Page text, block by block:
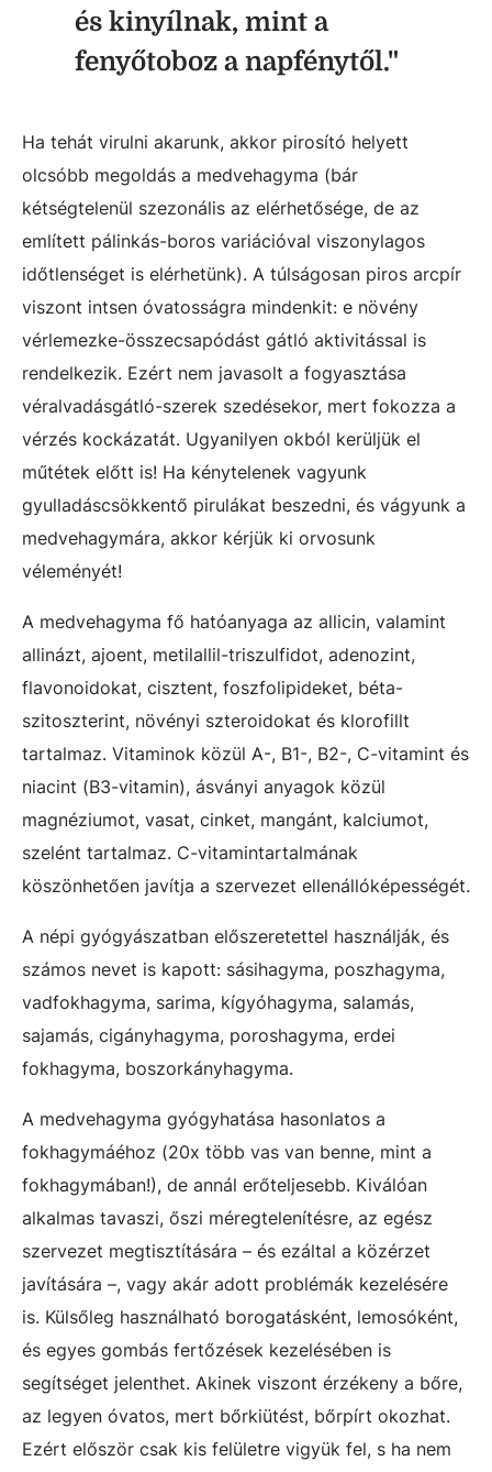
és kinyílnak, mint a
fenyőtoboz a napfénytől."
Ha tehát virulni akarunk, akkor pirosító helyett
olcsóbb megoldás a medvehagyma (bár
kétségtelenül szezonális az elérhetősége, de az
említett pálinkás-boros variációval viszonylagos
időtlenséget is elérhetünk). A túlságosan piros arcpír
viszont intsen óvatosságra mindenkit: e növény
vérlemezke-összecsapódást gátló aktivitással is
rendelkezik. Ezért nem javasolt a fogyasztása
véralvadásgátló-szerek szedésekor, mert fokozza a
vérzés kockázatát. Ugyanilyen okból kerüljük el
műtétek előtt is! Ha kénytelenek vagyunk
gyulladáscsökkentő pirulákat beszedni, és vágyunk a
medvehagymára, akkor kérjük ki orvosunk
véleményét!
A medvehagyma fő hatóanyaga az allicin, valamint
allinázt, ajoent, metilallil-triszulfidot, adenozint,
flavonoidokat, cisztent, foszfolipideket, béta-
szitoszterint, növényi szteroidokat és klorofillt
tartalmaz. Vitaminok közül A-, B1-, B2-, C-vitamint és
niacint (B3-vitamin), ásványi anyagok közül
magnéziumot, vasat, cinket, mangánt, kalciumot,
szelént tartalmaz. C-vitamintartalmának
köszönhetően javítja a szervezet ellenállóképességét.
A népi gyógyászatban előszeretettel használják, és
számos nevet is kapott: sásihagyma, poszhagyma,
vadfokhagyma, sarima, kígyóhagyma, salamás,
sajamás, cigányhagyma, poroshagyma, erdei
fokhagyma, boszorkányhagyma.
A medvehagyma gyógyhatása hasonlatos a
fokhagymáéhoz (20x több vas van benne, mint a
fokhagymában!), de annál erőteljesebb. Kiválóan
alkalmas tavaszi, őszi méregtelenítésre, az egész
szervezet megtisztítására – és ezáltal a közérzet
javítására –, vagy akár adott problémák kezelésére
is. Külsőleg használható borogatásként, lemosóként,
és egyes gombás fertőzések kezelésében is
segítséget jelenthet. Akinek viszont érzékeny a bőre,
az legyen óvatos, mert bőrkiütést, bőrpírt okozhat.
Ezért először csak kis felületre vigyük fel, s ha nem